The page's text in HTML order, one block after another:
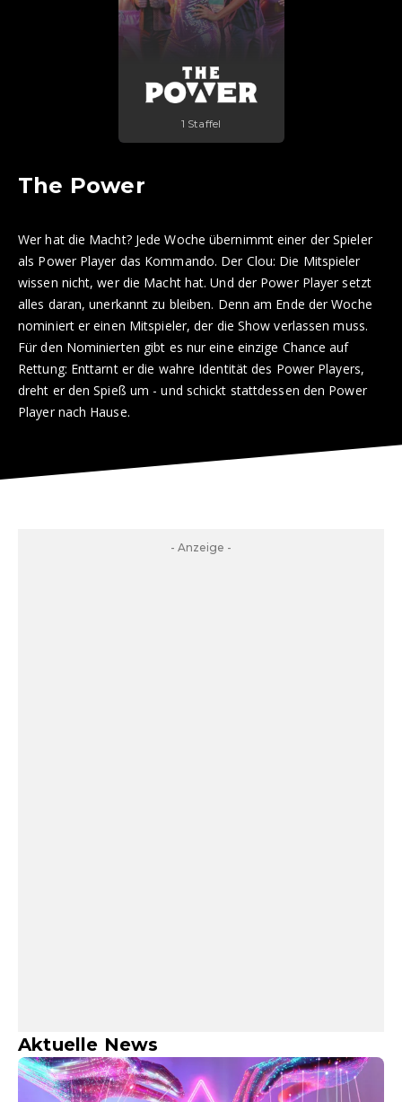
1 Staffel
The Power
Wer hat die Macht? Jede Woche übernimmt einer der Spieler
als Power Player das Kommando. Der Clou: Die Mitspieler
wissen nicht, wer die Macht hat. Und der Power Player setzt
alles daran, unerkannt zu bleiben. Denn am Ende der Woche
nominiert er einen Mitspieler, der die Show verlassen muss.
Für den Nominierten gibt es nur eine einzige Chance auf
Rettung: Enttarnt er die wahre Identität des Power Players,
dreht er den Spieß um - und schickt stattdessen den Power
Player nach Hause.
- Anzeige -
Aktuelle News